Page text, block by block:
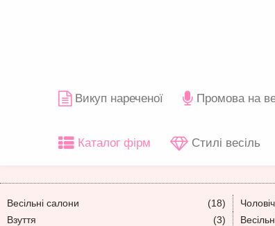
Викуп нареченої Промова на
Каталог фірм Стилі весіль
Весільні салони (18)
Взуття
(3)